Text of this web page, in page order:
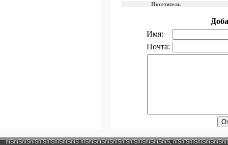
Посетитель
Имя:
Почта:
пїЅпїЅпїЅпїЅпїЅпїЅпїЅпїЅпїЅ пїЅпїЅпїЅпїЅпїЅпїЅпїЅпїЅпїЅпїЅпїЅ,